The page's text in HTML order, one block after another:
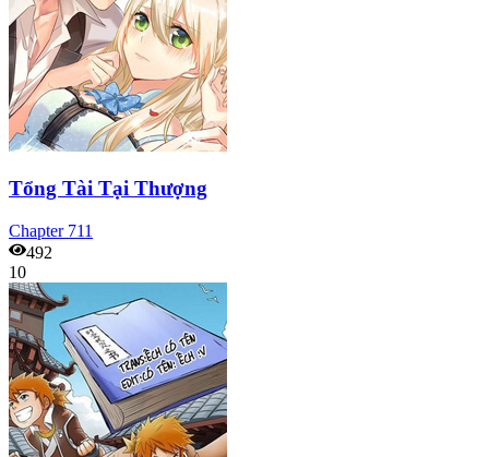
Tổng Tài Tại Thượng
Chapter 711
492
10